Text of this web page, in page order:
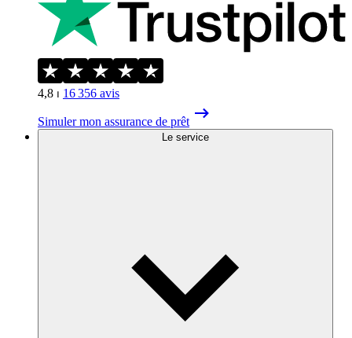
4,8 ⏐ 16 356 avis
Simuler mon assurance de prêt
Le service